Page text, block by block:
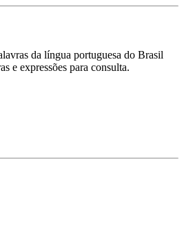
da língua portuguesa do Brasil
e expressões para consulta.